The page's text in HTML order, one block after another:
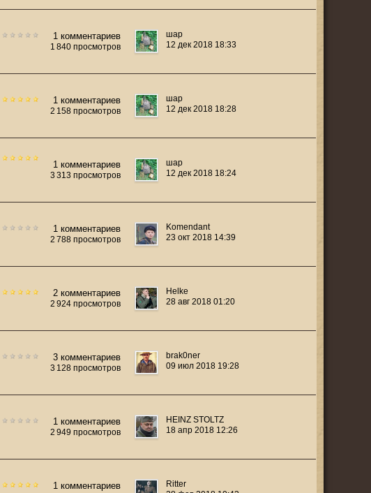
1 комментариев
1 840 просмотров
шар
12 дек 2018 18:33
1 комментариев
2 158 просмотров
шар
12 дек 2018 18:28
1 комментариев
3 313 просмотров
шар
12 дек 2018 18:24
1 комментариев
2 788 просмотров
Komendant
23 окт 2018 14:39
2 комментариев
2 924 просмотров
Helke
28 авг 2018 01:20
3 комментариев
3 128 просмотров
brak0ner
09 июл 2018 19:28
1 комментариев
2 949 просмотров
HEINZ STOLTZ
18 апр 2018 12:26
1 комментариев
Ritter